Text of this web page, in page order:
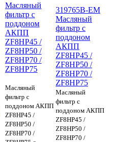
Масляный
фильтр с
поддоном
АКПП
ZF8HP45 /
ZF8HP50 /
ZF8HP70 /
ZF8HP75
Масляный
фильтр с
поддоном АКПП
ZF8HP45 /
ZF8HP50 /
ZF8HP70 /
319765B-EM
Масляный
фильтр с
поддоном
АКПП
ZF8HP45 /
ZF8HP50 /
ZF8HP70 /
ZF8HP75
Масляный
фильтр с
поддоном АКПП
ZF8HP45 /
ZF8HP50 /
ZF8HP70 /